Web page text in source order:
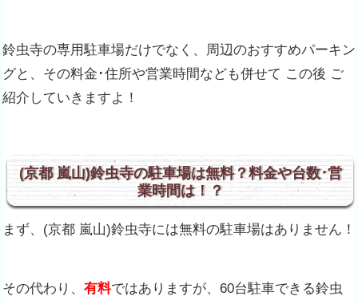
鈴虫寺の専用駐車場だけでなく、周辺のおすすめパーキン
グと、その料金･住所や営業時間なども併せて この後 ご
紹介していきますよ！
(京都 嵐山)鈴虫寺の駐車場は無料？料金や台数･営
業時間は！？
まず、(京都 嵐山)鈴虫寺には無料の駐車場はありません！
その代わり、 有料ではありますが、60台駐車できる鈴虫